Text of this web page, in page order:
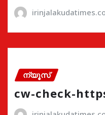
ന്യൂസ്
cw-check-